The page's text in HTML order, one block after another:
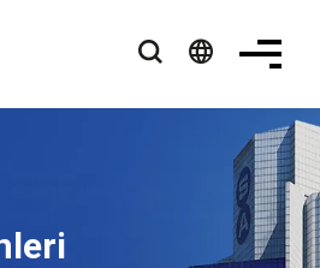
language